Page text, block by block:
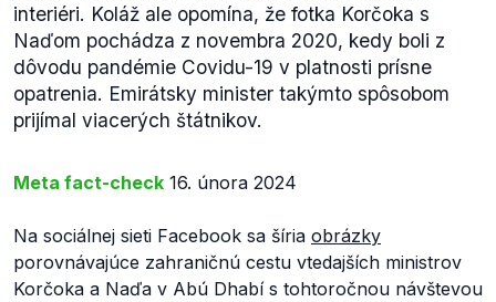
interiéri. Koláž ale opomína, že fotka Korčoka s
Naďom pochádza z novembra 2020, kedy boli z
dôvodu pandémie Covidu-19 v platnosti prísne
opatrenia. Emirátsky minister takýmto spôsobom
prijímal viacerých štátnikov.
Meta fact-check 16. února 2024
Na sociálnej sieti Facebook sa šíria obrázky
porovnávajúce zahraničnú cestu vtedajších ministrov
Korčoka a Naďa v Abú Dhabí s tohtoročnou návštevou